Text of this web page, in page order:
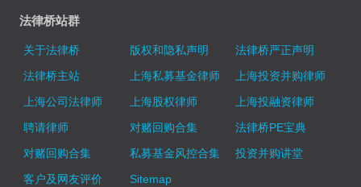
法律桥站群
关于法律桥 版权和隐私声明
法律桥严正声明
法律桥主站
上海私募基金律师
上海投资并购律师
上海公司法律师
上海股权律师
上海投融资律师
聘请律师
对赌回购合集
法律桥PE宝典
对赌回购合集
私募基金风控合集
投资并购讲堂
客户及网友评价
Sitemap